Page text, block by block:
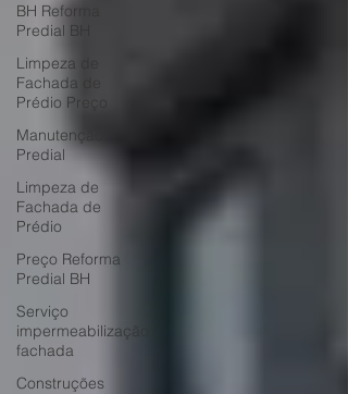
BH Reforma
Predial BH
Limpeza de
Fachada de
Prédio Preço
Manutenção
Predial
Limpeza de
Fachada de
Prédio
Preço Reforma
Predial BH
Serviço
impermeabilização
fachada
Construções